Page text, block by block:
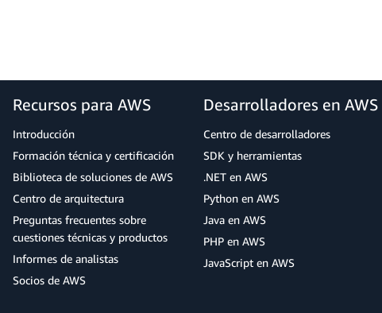
Recursos para AWS
Introducción
Formación técnica y certificación
Biblioteca de soluciones de AWS
Centro de arquitectura
Preguntas frecuentes sobre
cuestiones técnicas y productos
Informes de analistas
Socios de AWS
Desarrolladores en AWS
Centro de desarrolladores
SDK y herramientas
.NET en AWS
Python en AWS
Java en AWS
PHP en AWS
JavaScript en AWS